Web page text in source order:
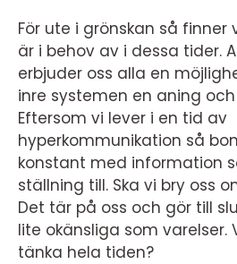
För ute i grönskan så finner
är i behov av i dessa tider.
erbjuder oss alla en
inre systemen en aning
Eftersom vi lever i en tid av
hyperkommunikation så
konstant med information
ställning till. Ska vi bry oss
Det tär på oss och gör till
lite okänsliga som varelser.
tänka hela tiden?